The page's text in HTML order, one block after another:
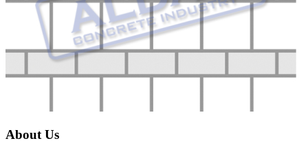
About Us